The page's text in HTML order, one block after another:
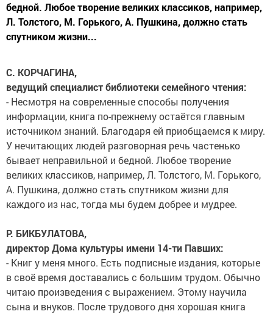
бедной. Любое творение великих классиков, например,
Л. Толстого, М. Горького, А. Пушкина, должно стать
спутником жизни...
С. КОРЧАГИНА,
ведущий специалист библиотеки семейного чтения:
- Несмотря на современные способы получения
информации, книга по-прежнему остаётся главным
источником знаний. Благодаря ей приобщаемся к миру.
У нечитающих людей разговорная речь частенько
бывает неправильной и бедной. Любое творение
великих классиков, например, Л. Толстого, М. Горького,
А. Пушкина, должно стать спутником жизни для
каждого из нас, тогда мы будем добрее и мудрее.
Р. БИКБУЛАТОВА,
директор Дома культуры имени 14-ти Павших:
- Книг у меня много. Есть подписные издания, которые
в своё время доставались с большим трудом. Обычно
читаю произведения с выражением. Этому научила
сына и внуков. После трудового дня хорошая книга